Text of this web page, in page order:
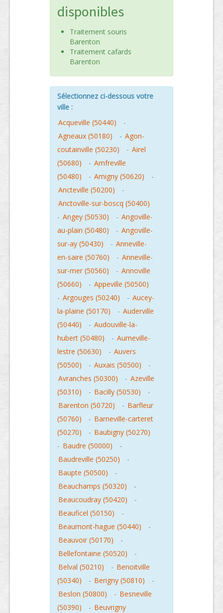
disponibles
Traitement souris
Barenton
Traitement cafards
Barenton
Sélectionnez ci-dessous votre
ville :
Acqueville (50440)
-
Agneaux (50180)
- Agon-
coutainville (50230)
- Airel
(50680)
- Amfreville
(50480)
- Amigny (50620)
-
Ancteville (50200)
-
Anctoville-sur-boscq (50400)
- Angey (50530) - Angoville-
au-plain (50480)
- Angoville-
sur-ay (50430)
- Anneville-
en-saire (50760)
- Anneville-
sur-mer (50560)
- Annoville
(50660)
- Appeville (50500)
- Argouges (50240) - Aucey-
la-plaine (50170)
- Auderville
(50440)
- Audouville-la-
hubert (50480)
- Aumeville-
lestre (50630)
- Auvers
(50500)
- Auxais (50500)
-
Avranches (50300)
- Azeville
(50310)
- Bacilly (50530)
-
Barenton (50720)
- Barfleur
(50760)
- Barneville-carteret
(50270)
- Baubigny (50270)
- Baudre (50000)
-
Baudreville (50250)
-
Baupte (50500)
-
Beauchamps (50320)
-
Beaucoudray (50420)
-
Beauficel (50150)
-
Beaumont-hague (50440)
-
Beauvoir (50170)
-
Bellefontaine (50520)
-
Belval (50210)
- Benoitville
(50340)
- Berigny (50810)
-
Beslon (50800)
- Besneville
(50390)
- Beuvrigny